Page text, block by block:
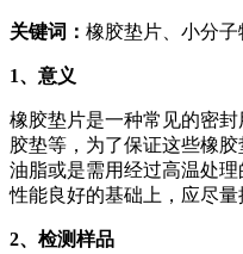
关键词： 橡胶垫片、小分
1、意义
橡胶垫片是一种常见的密
胶垫等，为了保证这些橡
油脂或是需用经过高温处
性能良好的基础上，应尽
2、检测样品